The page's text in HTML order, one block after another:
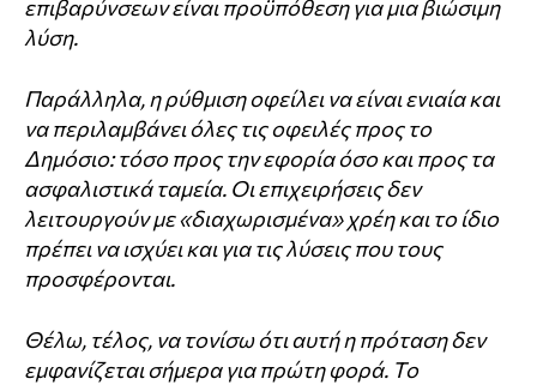
επιβαρύνσεων είναι προϋπόθεση για μια βιώσιμη
λύση.
Παράλληλα, η ρύθμιση οφείλει να είναι ενιαία και
να περιλαμβάνει όλες τις οφειλές προς το
Δημόσιο: τόσο προς την εφορία όσο και προς τα
ασφαλιστικά ταμεία. Οι επιχειρήσεις δεν
λειτουργούν με «διαχωρισμένα» χρέη και το ίδιο
πρέπει να ισχύει και για τις λύσεις που τους
προσφέρονται.
Θέλω, τέλος, να τονίσω ότι αυτή η πρόταση δεν
εμφανίζεται σήμερα για πρώτη φορά. Το